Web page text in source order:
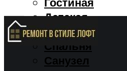
Детская
Кухня
Спальня
Санузел